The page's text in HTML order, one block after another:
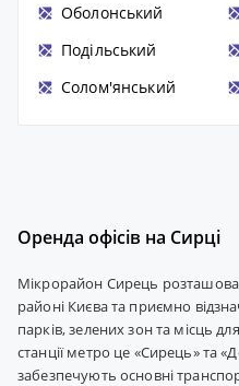
Оболонський
Подільський
Солом'янський
Оренда офісів на Сирці
Мікрорайон Сирець
районі Києва та приємно
парків, зелених зон та місць
станції метро це «Сирець» та
забезпечують основні